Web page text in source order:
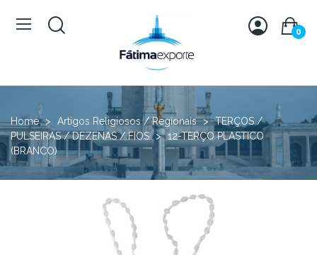
0
Home Artigos Religiosos / Regionais
TERÇOS /
PULSEIRAS / DEZENAS / FIOS
12-TERÇO PLASTICO
(BRANCO)